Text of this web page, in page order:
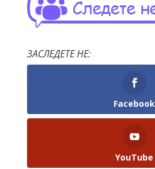
ЗАСЛЕДЕТЕ НЕ:
Facebook
YouTube